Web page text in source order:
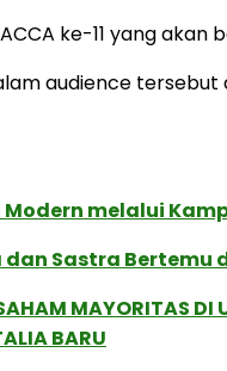
ke-11 yang akan
audience
melalui
dan Sastra
MAYORITAS DI
BARU